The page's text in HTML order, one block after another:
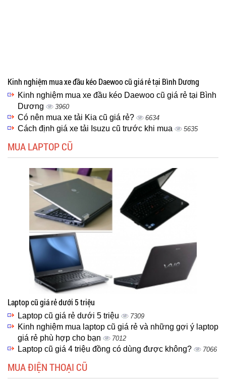
Kinh nghiệm mua xe đầu kéo Daewoo cũ giá rẻ tại Bình Dương
Kinh nghiệm mua xe đầu kéo Daewoo cũ giá rẻ tại Bình
Dương
3960
Có nên mua xe tải Kia cũ giá rẻ? 6634
Cách định giá xe tải Isuzu cũ trước khi mua 5635
MUA LAPTOP CŨ
Laptop cũ giá rẻ dưới 5 triệu
Laptop cũ giá rẻ dưới 5 triệu 7309
Kinh nghiệm mua laptop cũ giá rẻ và những gợi ý laptop
giá rẻ phù hợp cho bạn
7012
Laptop cũ giá 4 triệu đồng có dùng được không? 7066
MUA ĐIỆN THOẠI CŨ